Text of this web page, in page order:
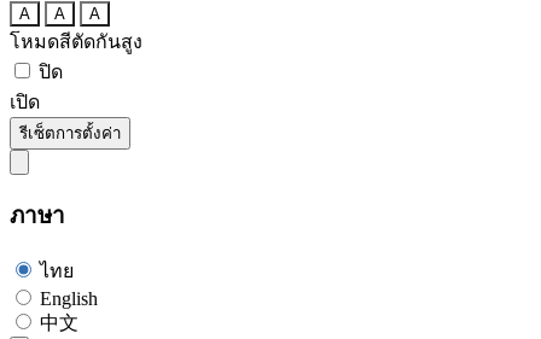
A A A
โหมดสีตัดกันสูง
ปิด
เปิด
รีเซ็ตการตั้งค่า
ภาษา
ไทย
English
中文